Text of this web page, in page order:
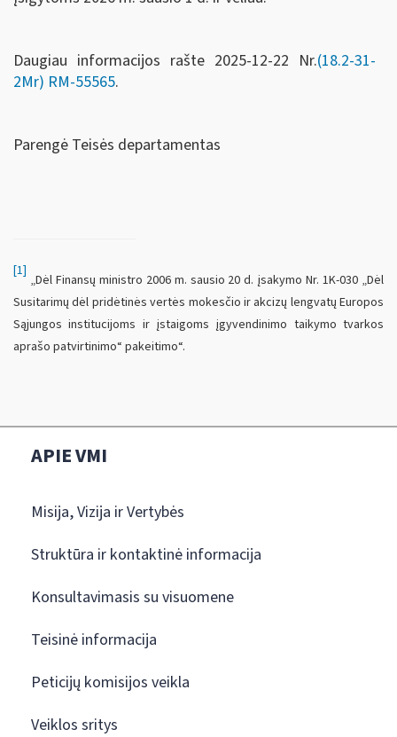
Daugiau informacijos rašte 2025-12-22 Nr.(18.2-31-
2Mr) RM-55565.
Parengė Teisės departamentas
[1]
„Dėl Finansų ministro 2006 m. sausio 20 d. įsakymo Nr. 1K-030 „Dėl
Susitarimų dėl pridėtinės vertės mokesčio ir akcizų lengvatų Europos
Sąjungos institucijoms ir įstaigoms įgyvendinimo taikymo tvarkos
aprašo patvirtinimo“ pakeitimo“.
APIE VMI
Misija, Vizija ir Vertybės
Struktūra ir kontaktinė informacija
Konsultavimasis su visuomene
Teisinė informacija
Peticijų komisijos veikla
Veiklos sritys